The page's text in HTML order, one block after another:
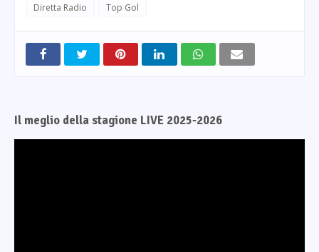
Diretta Radio Top Gol
Il meglio della stagione LIVE 2025-2026